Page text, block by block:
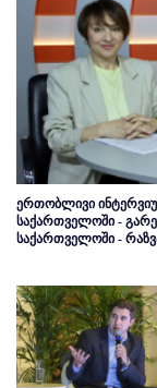
ერთობლივი
საქართველოში -
საქართველოში -